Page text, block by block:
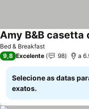
Bed & Breakfast
Amy B&B casetta
9,8 Excelente 98 a
Selecione as datas
exatos.